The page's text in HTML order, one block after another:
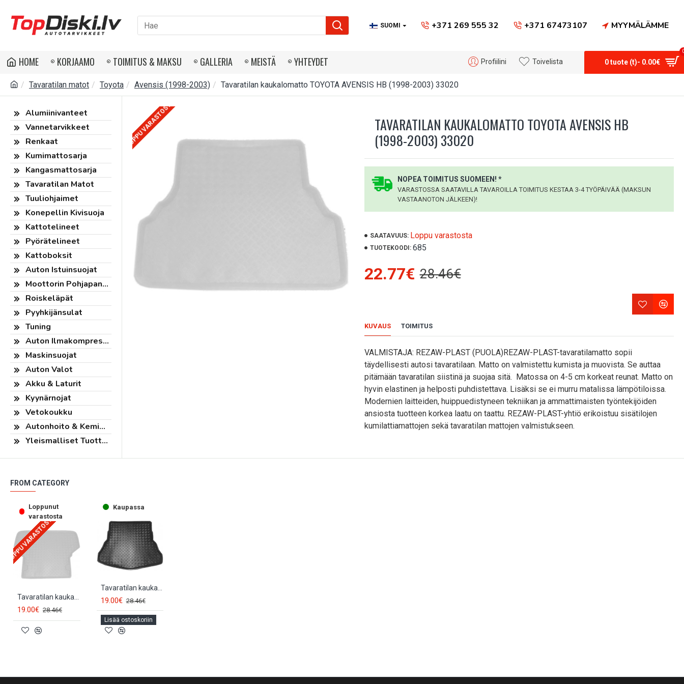
SUOMI +371 269 555 32 +371 67473107 MYYMÄLÄMME
HOME KORJAAMO TOIMITUS & MAKSU GALLERIA MEISTÄ YHTEYDET Profiilini Toivelista 0 tuote (t)- 0.00€
Tavaratilan matot Toyota Avensis (1998-2003) Tavaratilan kaukalomatto TOYOTA AVENSIS HB (1998-2003) 33020
Alumiinivanteet
Vannetarvikkeet
Renkaat
Kumimattosarja
Kangasmattosarja
Tavaratilan Matot
Tuuliohjaimet
Konepellin Kivisuoja
Kattotelineet
Pyörätelineet
Kattoboksit
Auton Istuinsuojat
Moottorin Pohjapanssari
Roiskeläpät
Pyyhkijänsulat
Tuning
Auton Ilmakompressorit
Maskinsuojat
Auton Valot
Akku & Laturit
Kyynärnojat
Vetokoukku
Autonhoito & Kemikaalit
Yleismalliset Tuotteet
LOPPU VARASTOSTA TAVARATILAN KAUKALOMATTO TOYOTA AVENSIS HB
(1998-2003) 33020
NOPEA TOIMITUS SUOMEEN! *
VARASTOSSA SAATAVILLA TAVAROILLA TOIMITUS KESTAA 3-4 TYÖPÄIVÄÄ (MAKSUN
VASTAANOTON JÄLKEEN)!
SAATAVUUS: Loppu varastosta
TUOTEKOODI: 685
22.77€ 28.46€
KUVAUS TOIMITUS
VALMISTAJA: REZAW-PLAST (PUOLA)REZAW-PLAST-tavaratilamatto sopii
täydellisesti autosi tavaratilaan. Matto on valmistettu kumista ja muovista. Se auttaa
pitämään tavaratilan siistinä ja suojaa sitä. Matossa on 4-5 cm korkeat reunat. Matto on
hyvin elastinen ja helposti puhdistettava. Lisäksi se ei murru matalissa lämpötiloissa.
Modernien laitteiden, huippuedistyneen tekniikan ja ammattimaisten työntekijöiden
ansiosta tuotteen korkea laatu on taattu. REZAW-PLAST-yhtiö erikoistuu sisätilojen
kumilattiamattojen sekä tavaratilan mattojen valmistukseen.
FROM CATEGORY
Loppunut
varastosta
LOPPU VARASTOSTA
19.00€ 28.46€
Kaupassa
19.00€ 28.46€
Lisää ostoskoriin